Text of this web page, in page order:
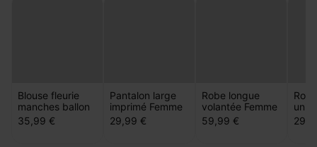
Blouse fleurie
manches ballon
35,99 €
Pantalon large
imprimé Femme
29,99 €
Robe longue
volantée Femme
59,99 €
unie